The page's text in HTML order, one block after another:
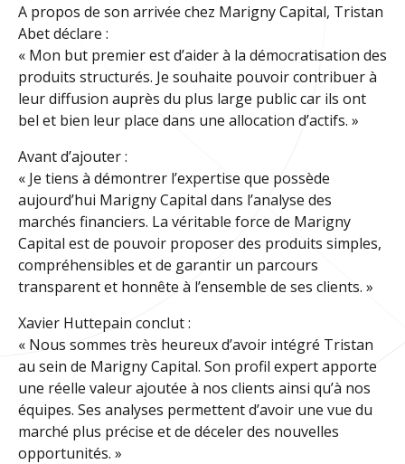
A propos de son arrivée chez Marigny Capital, Tristan
Abet déclare :
« Mon but premier est d’aider à la démocratisation des
produits structurés. Je souhaite pouvoir contribuer à
leur diffusion auprès du plus large public car ils ont
bel et bien leur place dans une allocation d’actifs. »
Avant d’ajouter :
« Je tiens à démontrer l’expertise que possède
aujourd’hui Marigny Capital dans l’analyse des
marchés financiers. La véritable force de Marigny
Capital est de pouvoir proposer des produits simples,
compréhensibles et de garantir un parcours
transparent et honnête à l’ensemble de ses clients. »
Xavier Huttepain conclut :
« Nous sommes très heureux d’avoir intégré Tristan
au sein de Marigny Capital. Son profil expert apporte
une réelle valeur ajoutée à nos clients ainsi qu’à nos
équipes. Ses analyses permettent d’avoir une vue du
marché plus précise et de déceler des nouvelles
opportunités. »